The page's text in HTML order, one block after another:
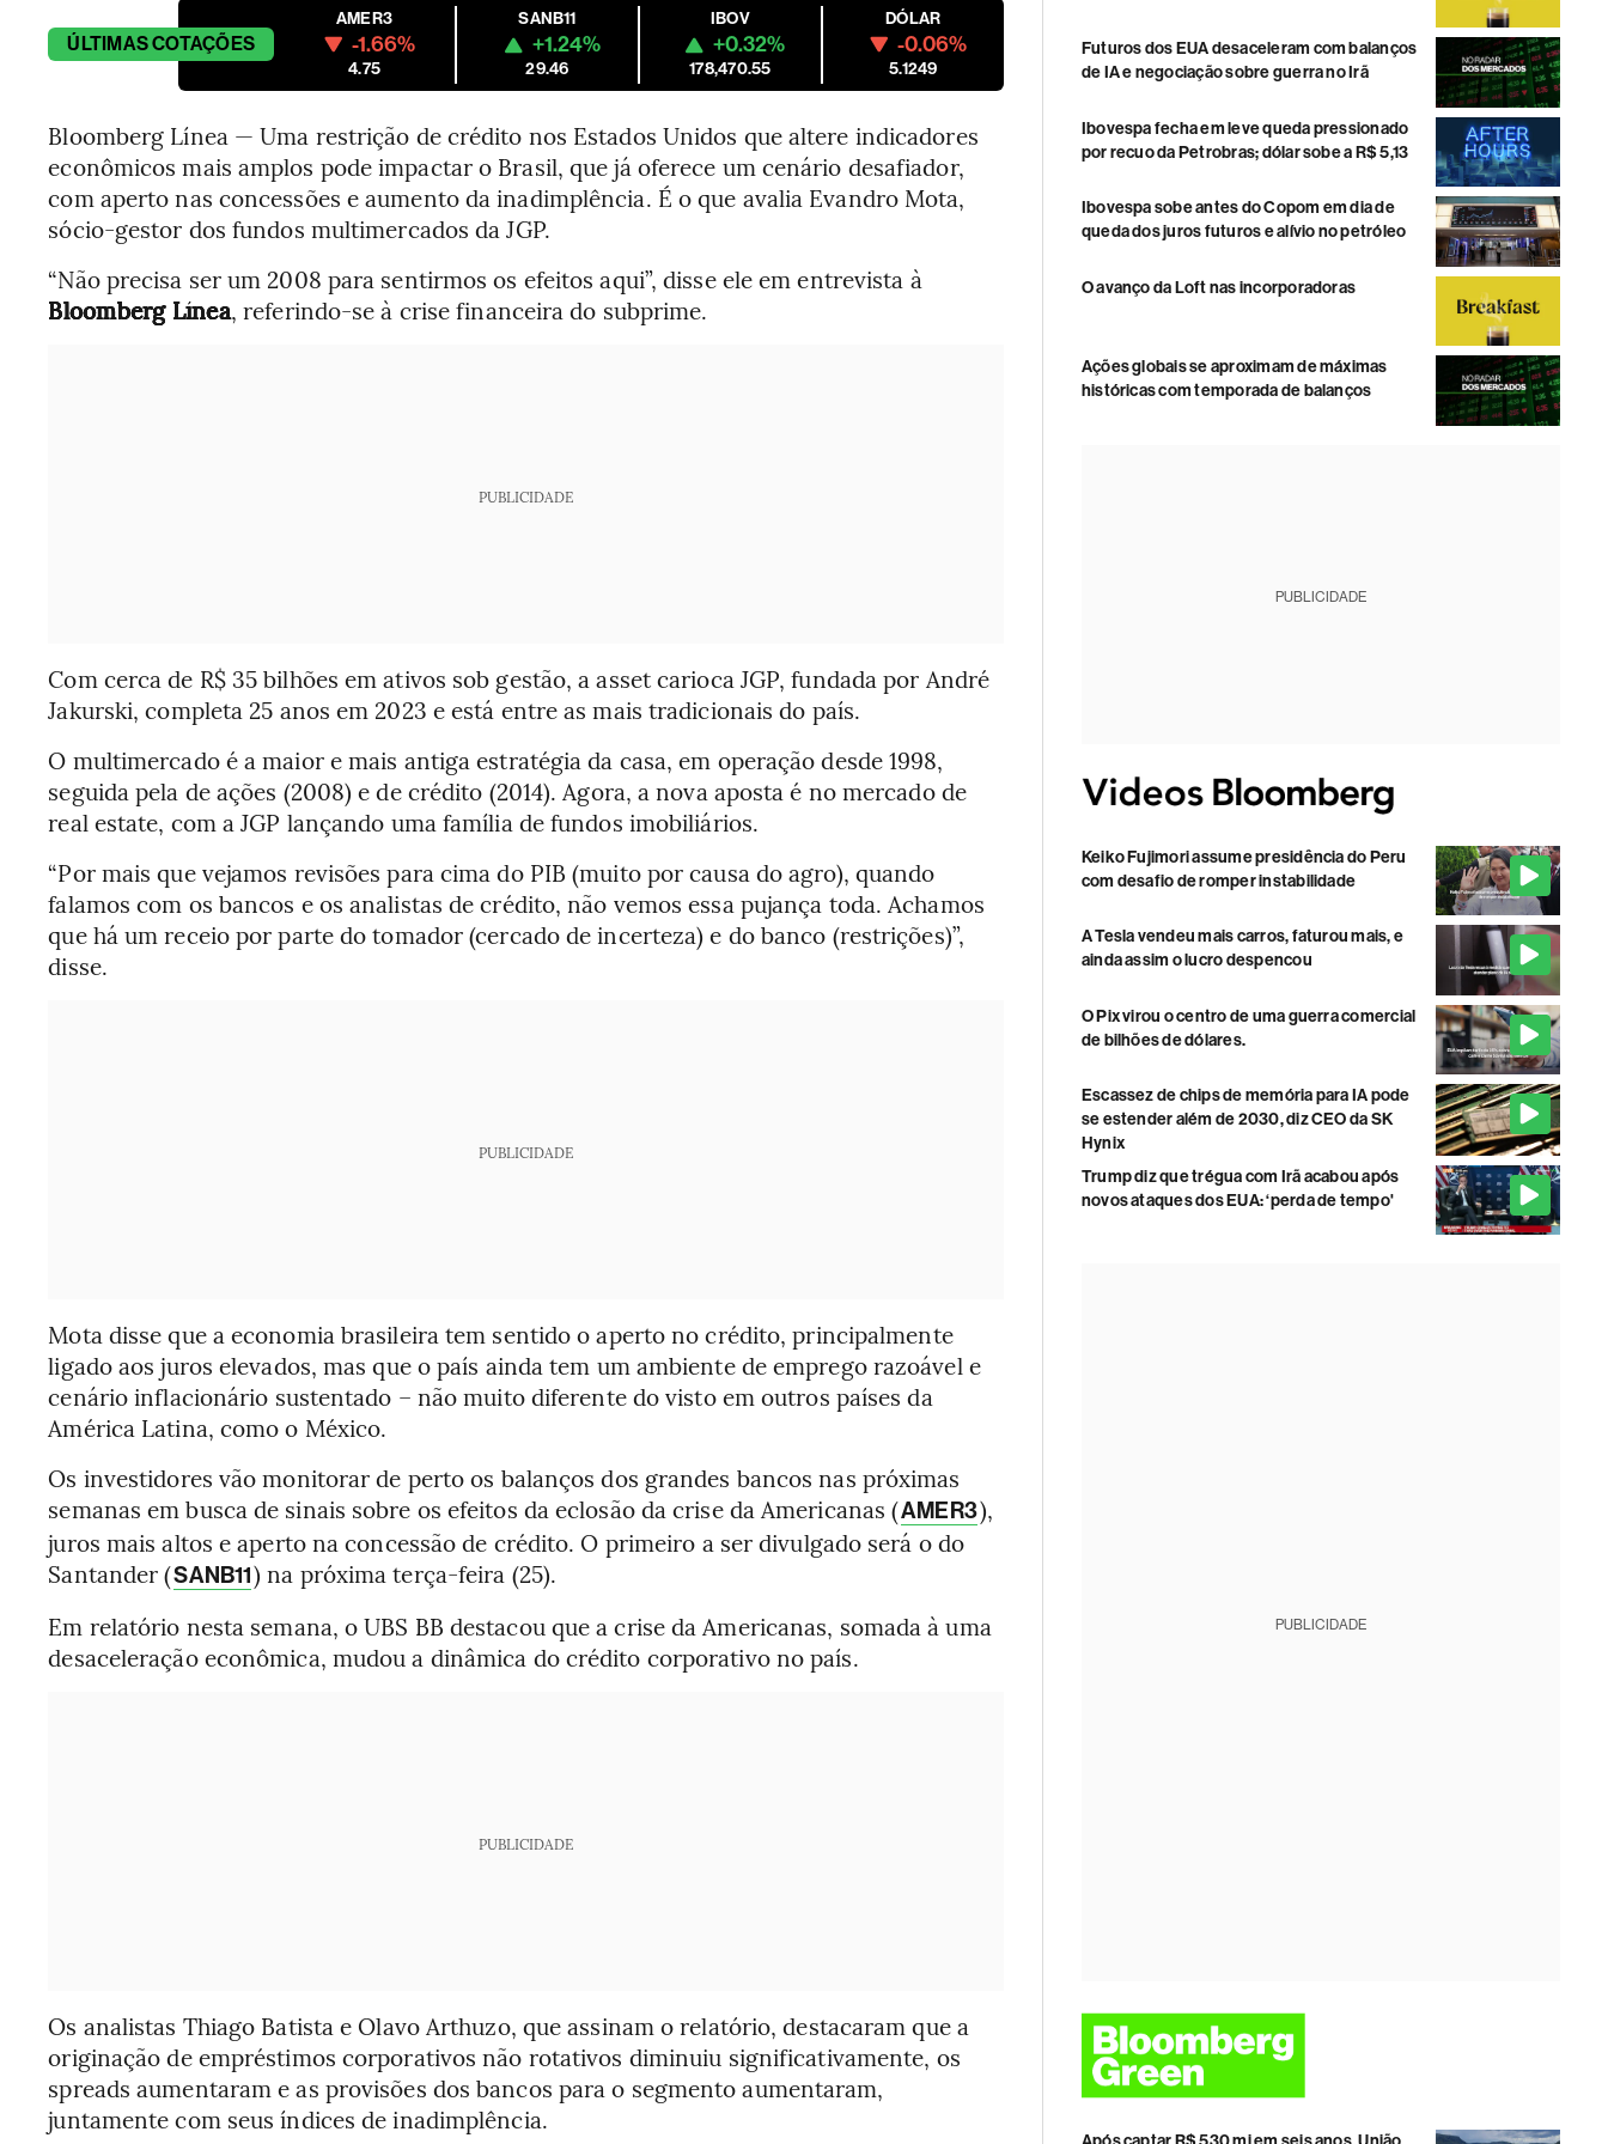
ÚLTIMASCOTAÇÕES
AMER3
-1.66%
4.75
SANB11
+1.24%
29.46
IBOV
+0.32%
178,470.55
DÓLAR
-0.06%
5.1249
Bloomberg Línea — Uma restrição de crédito nos Estados Unidos que altere indicadores
econômicos mais amplos pode impactar o Brasil, que já oferece um cenário desafiador,
com aperto nas concessões e aumento da inadimplência. É o que avalia Evandro Mota,
sócio-gestor dos fundos multimercados da JGP.
“Não precisa ser um 2008 para sentirmos os efeitos aqui”, disse ele em entrevista à
Bloomberg Línea, referindo-se à crise financeira do subprime.
PUBLICIDADE
Com cerca de R$ 35 bilhões em ativos sob gestão, a asset carioca JGP, fundada por André
Jakurski, completa 25 anos em 2023 e está entre as mais tradicionais do país.
O multimercado é a maior e mais antiga estratégia da casa, em operação desde 1998,
seguida pela de ações (2008) e de crédito (2014). Agora, a nova aposta é no mercado de
real estate, com a JGP lançando uma família de fundos imobiliários.
“Por mais que vejamos revisões para cima do PIB (muito por causa do agro), quando
falamos com os bancos e os analistas de crédito, não vemos essa pujança toda. Achamos
que há um receio por parte do tomador (cercado de incerteza) e do banco (restrições)”,
disse.
PUBLICIDADE
Mota disse que a economia brasileira tem sentido o aperto no crédito, principalmente
ligado aos juros elevados, mas que o país ainda tem um ambiente de emprego razoável e
cenário inflacionário sustentado – não muito diferente do visto em outros países da
América Latina, como o México.
Os investidores vão monitorar de perto os balanços dos grandes bancos nas próximas
semanas em busca de sinais sobre os efeitos da eclosão da crise da Americanas (AMER3),
juros mais altos e aperto na concessão de crédito. O primeiro a ser divulgado será o do
Santander (SANB11) na próxima terça-feira (25).
Em relatório nesta semana, o UBS BB destacou que a crise da Americanas, somada à uma
desaceleração econômica, mudou a dinâmica do crédito corporativo no país.
PUBLICIDADE
Os analistas Thiago Batista e Olavo Arthuzo, que assinam o relatório, destacaram que a
originação de empréstimos corporativos não rotativos diminuiu significativamente, os
spreads aumentaram e as provisões dos bancos para o segmento aumentaram,
juntamente com seus índices de inadimplência.
Futuros dos EUA desaceleram com balanços
de IA e negociação sobre guerra no Irã
Ibovespa fecha em leve queda pressionado
por recuo da Petrobras; dólar sobe a R$ 5,13
Ibovespa sobe antes do Copom em dia de
queda dos juros futuros e alívio no petróleo
O avanço da Loft nas incorporadoras
Ações globais se aproximam de máximas
históricas com temporada de balanços
PUBLICIDADE
Keiko Fujimori assume presidência do Peru
com desafio de romper instabilidade
A Tesla vendeu mais carros, faturou mais, e
ainda assim o lucro despencou
O Pix virou o centro de uma guerra comercial
de bilhões de dólares.
Escassez de chips de memória para IA pode
se estender além de 2030, diz CEO da SK
Hynix
Trump diz que trégua com Irã acabou após
novos ataques dos EUA: ‘perda de tempo'
PUBLICIDADE